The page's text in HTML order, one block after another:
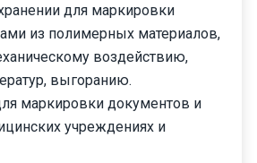
для маркировки
из полимерных материалов,
воздействию,
выгоранию.
маркировки документов и
учреждениях и